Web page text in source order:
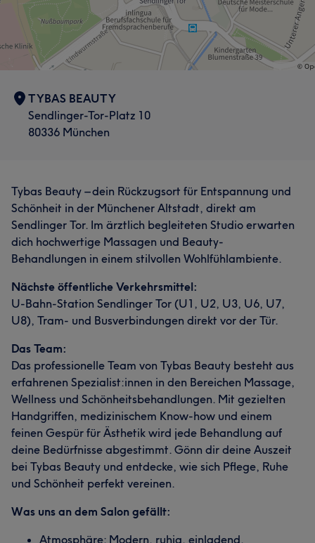
TYBAS BEAUTY
Sendlinger-Tor-Platz 10
80336 München
Tybas Beauty – dein Rückzugsort für Entspannung und
Schönheit in der Münchener Altstadt, direkt am
Sendlinger Tor. Im ärztlich begleiteten Studio erwarten
dich hochwertige Massagen und Beauty-
Behandlungen in einem stilvollen Wohlfühlambiente.
Nächste öffentliche Verkehrsmittel:
U-Bahn-Station Sendlinger Tor (U1, U2, U3, U6, U7,
U8), Tram- und Busverbindungen direkt vor der Tür.
Das Team:
Das professionelle Team von Tybas Beauty besteht aus
erfahrenen Spezialist:innen in den Bereichen Massage,
Wellness und Schönheitsbehandlungen. Mit gezielten
Handgriffen, medizinischem Know-how und einem
feinen Gespür für Ästhetik wird jede Behandlung auf
deine Bedürfnisse abgestimmt. Gönn dir deine Auszeit
bei Tybas Beauty und entdecke, wie sich Pflege, Ruhe
und Schönheit perfekt vereinen.
Was uns an dem Salon gefällt:
Atmosphäre: Modern, ruhig, einladend.